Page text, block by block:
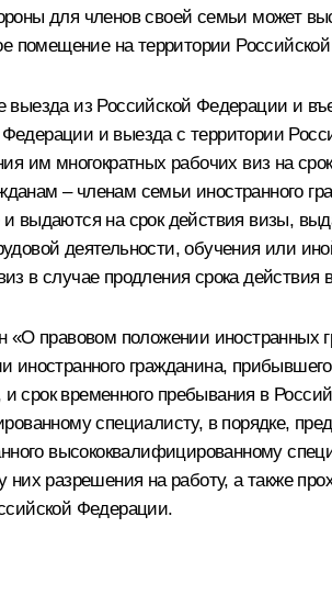
для членов своей семьи может
на территории
из Российской Федерации и
и выезда с территории
многократных рабочих виз на срок
– членам семьи иностранного
на срок действия визы,
деятельности, обучения или
случае продления срока действия
правовом положении иностранных
иностранного гражданина,
временного пребывания в
специалисту, в порядке,
высококвалифицированному
разрешения на работу, а также
Федерации.